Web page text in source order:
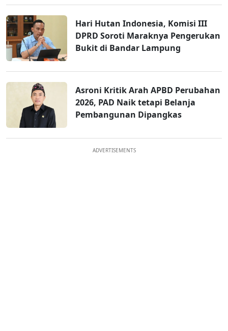
Hari Hutan Indonesia, Komisi III
DPRD Soroti Maraknya Pengerukan
Bukit di Bandar Lampung
Asroni Kritik Arah APBD Perubahan
2026, PAD Naik tetapi Belanja
Pembangunan Dipangkas
ADVERTISEMENTS